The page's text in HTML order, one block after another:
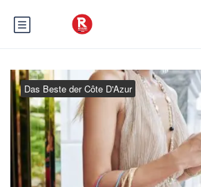
Das Beste der Côte D'Azur